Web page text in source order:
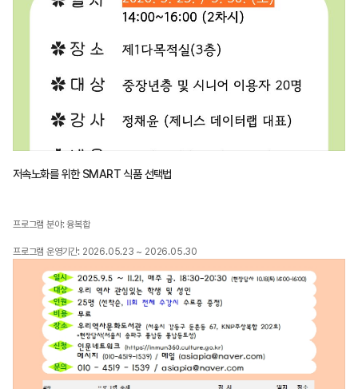
저속노화를 위한 SMART 식품 선택법
프로그램 분야: 융복합
프로그램 운영기간: 2026.05.23 ~ 2026.05.30